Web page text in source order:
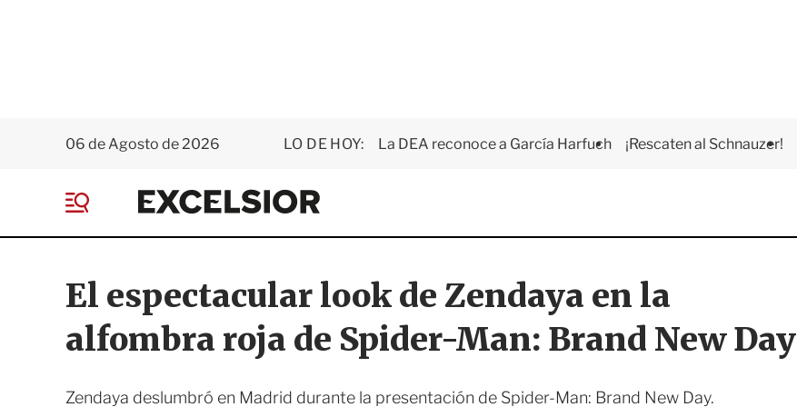
06 de Agosto de 2026 LO DE HOY: La DEA reconoce a García Harfuch ¡Rescaten al Schnauzer!
E
x
e
s
o
r
e
El espectacular look de Zendaya en la
alfombra roja de Spider-Man: Brand New Day
Zendaya deslumbró en Madrid durante la presentación de Spider-Man: Brand New Day.